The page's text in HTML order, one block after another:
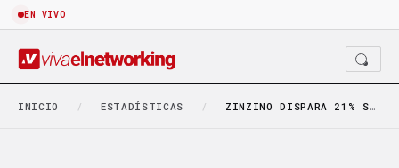
EN VIVO
INICIO / ESTADÍSTICAS / ZINZINO DISPARA 21% SUS INGRESOS EN ABRIL Y…